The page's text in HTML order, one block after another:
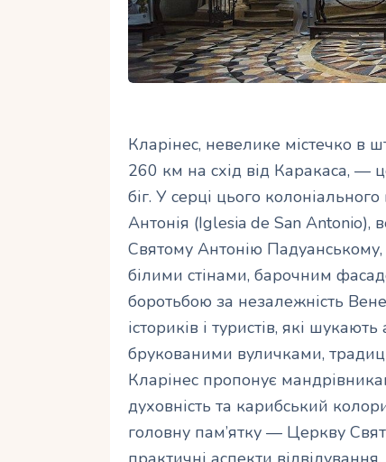
Кларінес, невелике містечко в
260 км на схід від Каракаса, —
біг. У серці цього
Антонія (Iglesia de San Antonio),
Святому Антонію Падуанському,
білими стінами, барочним
боротьбою за незалежність
істориків і туристів, які
брукованими вуличками,
Кларінес пропонує
духовність та карибський
головну пам’ятку — Церкву